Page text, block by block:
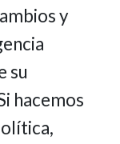
y
su
hacemos